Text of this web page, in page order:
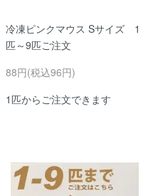
冷凍ピンクマウス Sサイズ 1
匹～9匹ご注文
88円(税込96円)
1匹からご注文できます